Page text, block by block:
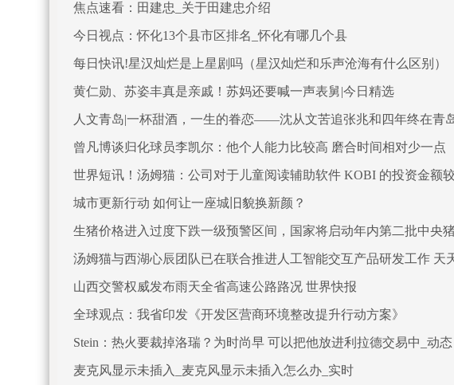
焦点速看：田建忠_关于田建忠介绍
今日视点：怀化13个县市区排名_怀化有哪几个县
每日快讯!星汉灿烂是上星剧吗（星汉灿烂和乐声沧海有什么区别）
黄仁勋、苏姿丰真是亲戚！苏妈还要喊一声表舅|今日精选
人文青岛|一杯甜酒，一生的眷恋——沈从文苦追张兆和四年终在青
曾凡博谈归化球员李凯尔：他个人能力比较高 磨合时间相对少一点
世界短讯！汤姆猫：公司对于儿童阅读辅助软件 KOBI 的投资金额
城市更新行动 如何让一座城旧貌换新颜？
生猪价格进入过度下跌一级预警区间，国家将启动年内第二批中央
汤姆猫与西湖心辰团队已在联合推进人工智能交互产品研发工作 天
山西交警权威发布雨天全省高速公路路况 世界快报
全球观点：我省印发《开发区营商环境整改提升行动方案》
Stein：热火要裁掉洛瑞？为时尚早 可以把他放进利拉德交易中_动态
麦克风显示未插入_麦克风显示未插入怎么办_实时